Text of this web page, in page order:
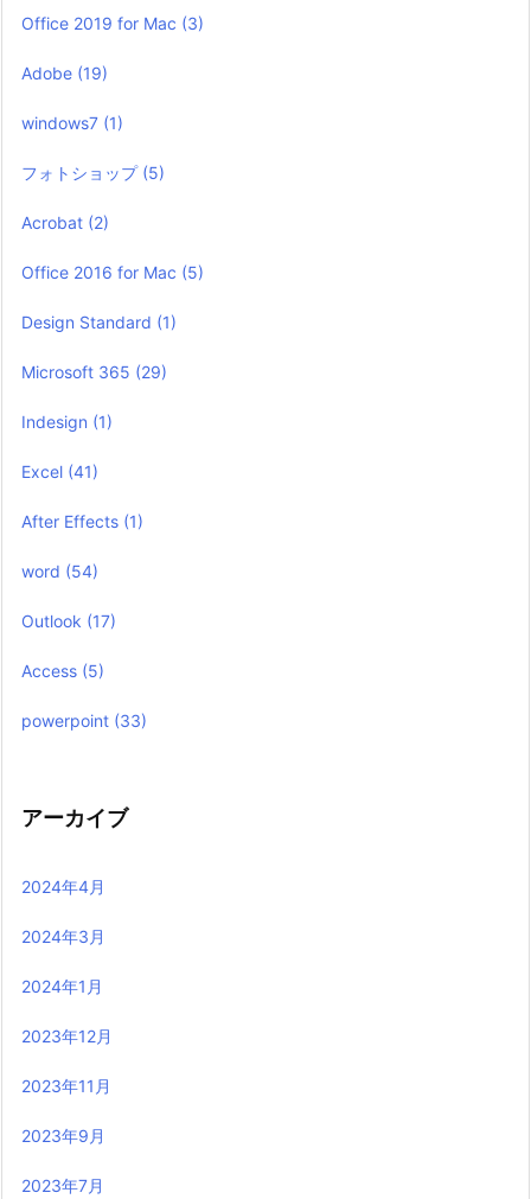
Office 2019 for Mac (3)
Adobe (19)
windows7 (1)
フォトショップ (5)
Acrobat (2)
Office 2016 for Mac (5)
Design Standard (1)
Microsoft 365 (29)
Indesign (1)
Excel (41)
After Effects (1)
word (54)
Outlook (17)
Access (5)
powerpoint (33)
アーカイブ
2024年4月
2024年3月
2024年1月
2023年12月
2023年11月
2023年9月
2023年7月